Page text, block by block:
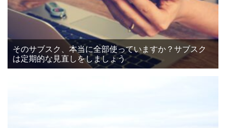
そのサブスク、本当に全部使っていますか？サブスク
は定期的な見直しをしましょう